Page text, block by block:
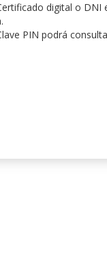
digital o
PIN podrá